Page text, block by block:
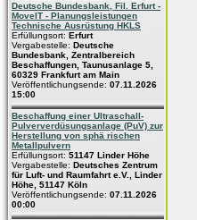
Deutsche Bundesbank, Fil. Erfurt -
MoveIT - Planungsleistungen
Technische Ausrüstung HKLS
Erfüllungsort: Erfurt
Vergabestelle: Deutsche
Bundesbank, Zentralbereich
Beschaffungen, Taunusanlage 5,
60329 Frankfurt am Main
Veröffentlichungsende: 07.11.2026
15:00
Beschaffung einer Ultraschall-
Pulververdüsungsanlage (PuV) zur
Herstellung von sphä rischen
Metallpulvern
Erfüllungsort: 51147 Linder Höhe
Vergabestelle: Deutsches Zentrum
für Luft- und Raumfahrt e.V., Linder
Höhe, 51147 Köln
Veröffentlichungsende: 07.11.2026
00:00